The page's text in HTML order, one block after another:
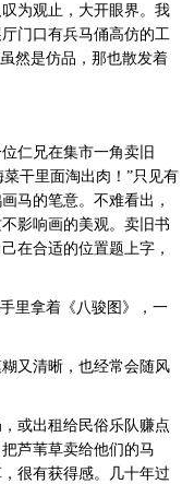
为观止，大开眼界。我
门口有兵马俑高仿的工
然是仿品，那也散发着
仁兄在集市一角卖旧
干里面淘出肉！”只见有
马的笔意。不难看出，
影响画的美观。卖旧书
在合适的位置题上字，
里拿着《八骏图》，一
又清晰，也经常会随风
或出租给民俗乐队赚点
芦苇草卖给他们的马
很有获得感。几十年过